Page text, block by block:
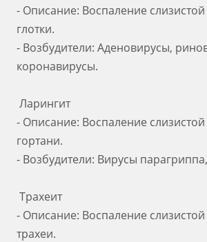
- Описание: Воспаление
глотки.
- Возбудители: Аденовирусы,
коронавирусы.
Ларингит
- Описание: Воспаление
гортани.
- Возбудители: Вирусы
Трахеит
- Описание: Воспаление
трахеи.